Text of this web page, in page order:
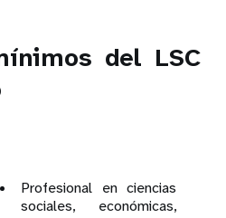
del LSC
Profesional en ciencias
sociales, económicas,